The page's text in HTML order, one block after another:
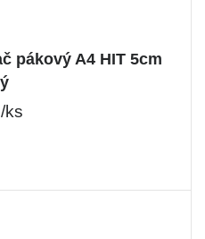
pákový A4 HIT 5cm
ks